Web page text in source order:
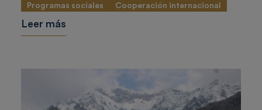
Programas sociales Cooperación internacional
Leer más